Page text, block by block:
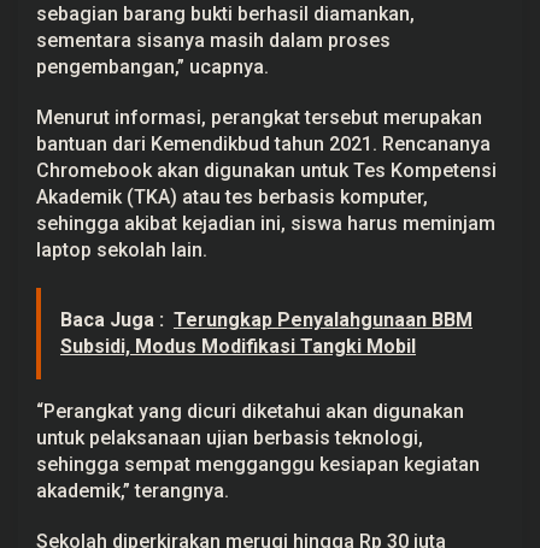
sebagian barang bukti berhasil diamankan,
sementara sisanya masih dalam proses
pengembangan,” ucapnya.
Menurut informasi, perangkat tersebut merupakan
bantuan dari Kemendikbud tahun 2021. Rencananya
Chromebook akan digunakan untuk Tes Kompetensi
Akademik (TKA) atau tes berbasis komputer,
sehingga akibat kejadian ini, siswa harus meminjam
laptop sekolah lain.
Baca Juga : Terungkap Penyalahgunaan BBM
Subsidi, Modus Modifikasi Tangki Mobil
“Perangkat yang dicuri diketahui akan digunakan
untuk pelaksanaan ujian berbasis teknologi,
sehingga sempat mengganggu kesiapan kegiatan
akademik,” terangnya.
Sekolah diperkirakan merugi hingga Rp 30 juta